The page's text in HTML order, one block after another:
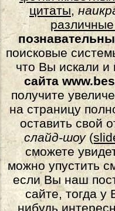
цитаты,
поисковые
что Вы искали и
сайта
получите
на страницу
оставить свой
слайд-шоу(
сможете
можно упустить
если Вы наш
сайте, тогда у
нибудь